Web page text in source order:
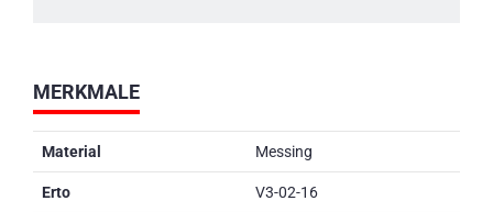
MERKMALE
Material Messing
Erto V3-02-16